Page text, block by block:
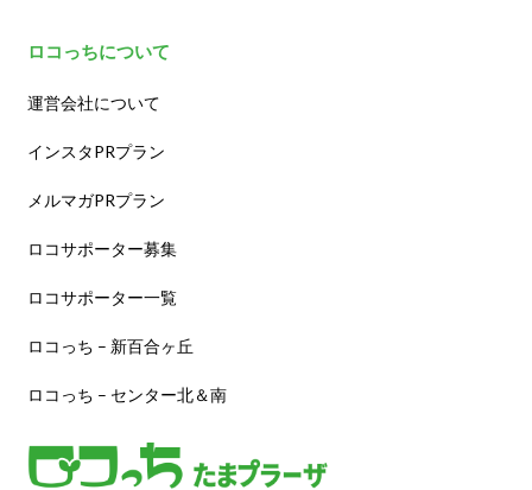
ロコっちについて
運営会社について
インスタPRプラン
メルマガPRプラン
ロコサポーター募集
ロコサポーター一覧
ロコっち – 新百合ヶ丘
ロコっち – センター北＆南